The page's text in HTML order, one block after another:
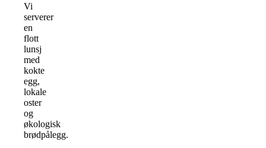
Vi
serverer
en
flott
lunsj
med
kokte
egg,
lokale
oster
og
økologisk
brødpålegg.